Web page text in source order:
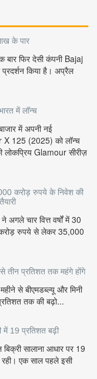
के पार
बार फिर देसी कंपनी Bajaj
किया है। अप्रैल
में लॉन्च
में अपनी नई
X 125 (2025) को लॉन्च
लोकप्रिय Glamour सीरीज़
करोड़ रुपये के निवेश की
ने अगले चार वित्त वर्षों में 30
करोड़ रुपये से लेकर 35,000
तीन प्रतिशत तक महंगे होंगे
से बीएमडब्ल्यू और मिनी
तक की बढ़ो...
में 19 प्रतिशत बढ़ी
सालाना आधार पर 19
एक साल पहले इसी